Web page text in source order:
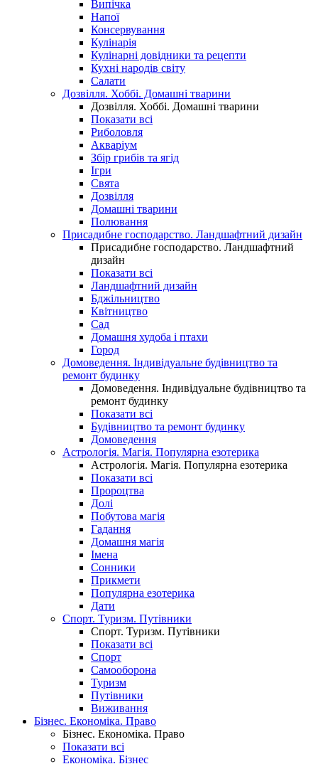
Випічка
Напої
Консервування
Кулінарія
Кулінарні довідники та рецепти
Кухні народів світу
Салати
Дозвілля. Хоббі. Домашні тварини
Дозвілля. Хоббі. Домашні тварини
Показати всі
Риболовля
Акваріум
Збір грибів та ягід
Ігри
Свята
Дозвілля
Домашні тварини
Полювання
Присадибне господарство. Ландшафтний дизайн
Присадибне господарство. Ландшафтний
дизайн
Показати всі
Ландшафтний дизайн
Бджільництво
Квітництво
Сад
Домашня худоба і птахи
Город
Домоведення. Індивідуальне будівництво та
ремонт будинку
Домоведення. Індивідуальне будівництво та
ремонт будинку
Показати всі
Будівництво та ремонт будинку
Домоведення
Астрологія. Магія. Популярна езотерика
Астрологія. Магія. Популярна езотерика
Показати всі
Пророцтва
Долі
Побутова магія
Гадання
Домашня магія
Імена
Сонники
Прикмети
Популярна езотерика
Дати
Спорт. Туризм. Путівники
Спорт. Туризм. Путівники
Показати всі
Спорт
Самооборона
Туризм
Путівники
Виживання
Бізнес. Економіка. Право
Бізнес. Економіка. Право
Показати всі
Економіка. Бізнес